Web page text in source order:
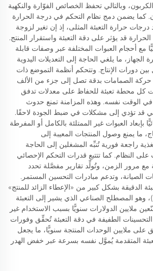
وبالتالي تحفظ الخصائص الفوّارة والنكهية
كما يضمن دمج نظام التحكم في درجة الحرارة
حرارة التعبئة المثلى، إذ إن تغير لزوجة
قد يؤثر على دقة التعبئة واستقرار المنتج.
مع أحجام العبوات المختلفة عبر وصفات قابلة
ما يلغي الحاجة إلى التعديلات اليدوية
دورات الإنتاج. وتتحكم أنظمة التموضع ذات
حركة الصمامات بدقة تصل إلى جزء من الألف
كل محطة تعبئة للحفاظ على معدلات تدفق
في الوقت نفسه. وهذه المزامنة تمنع حدوث
قد تؤدي إلى مشكلات في ضبط الجودة لاحقًا.
بإبعاد العبوات غير الممتلئة بالكامل أو المفرطة
ما يمنع وصول المنتجات المعيبة إلى
راجعة فورية تُنبِّه المشغلين إلى الحاجة
على النظام. كما تتتبع قدرات التحكم الإحصائي
مع مرور الزمن، وتُولِّد تقارير مفصَّلة تحدد
الصيانة، وتدعم مبادرات التحسين المستمر.
الدقيقة بشكل كبير من «الإعطاء الزائد للمنتج»
(Product Giveaway)، وهو المصطلح الصناعي الذي يشير إلى التعبئة
ملايين الدولارات سنويًّا بسبب الاستخدام غير
الطفيفة في دقة التعبئة تُحقِّق وفورات
على ملايين الوحدات المنتجة سنويًّا، ما يجعل
المتقدمة يُموَّل نفسه بسرعة عبر خفض الهدر